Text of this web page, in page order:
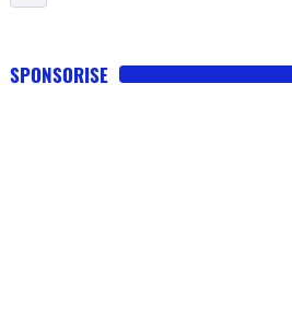
SPONSORISE